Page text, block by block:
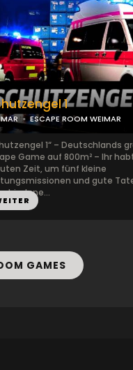
1
ESCAPE ROOM WEIMAR
1“ – Deutschlands
Game auf 800m² – Ihr
Zeit, um fünf kleine
und gute
GAMES